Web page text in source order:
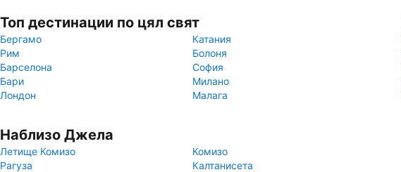
Топ дестинации по цял свят
Бергамо
Катания
Рим
Болоня
Барселона
София
Бари
Милано
Лондон
Малага
Наблизо Джела
Летище Комизо
Комизо
Рагуза
Калтанисета